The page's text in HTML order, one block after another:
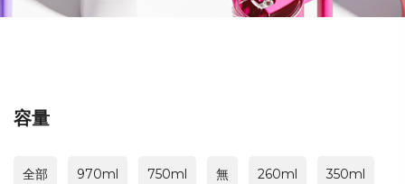
容量
全部 970ml 750ml 無 260ml 350ml